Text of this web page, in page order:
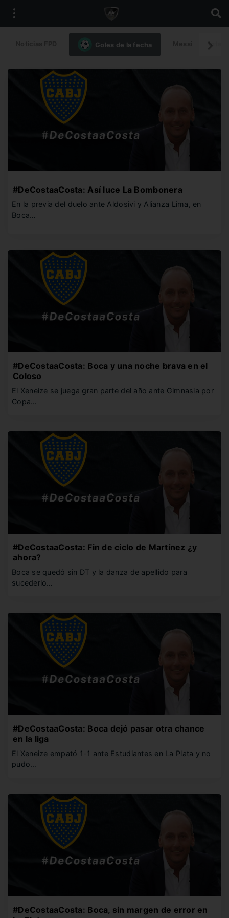
Goles de la fecha
#DeCostaaCosta: Así luce La Bombonera
En la previa del duelo ante Aldosivi y Alianza Lima, en
Boca…
#DeCostaaCosta: Boca y una noche brava en el
Coloso
El Xeneize se juega gran parte del año ante Gimnasia por
Copa…
#DeCostaaCosta: Fin de ciclo de Martínez ¿y
ahora?
Boca se quedó sin DT y la danza de apellido para
sucederlo…
#DeCostaaCosta: Boca dejó pasar otra chance
en la liga
El Xeneize empató 1-1 ante Estudiantes en La Plata y no
pudo…
#DeCostaaCosta: Boca, sin margen de error en